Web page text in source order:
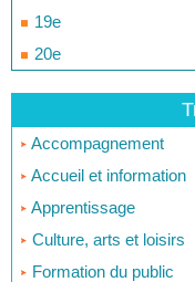
19e
20e
Accompagnement
Accueil et information
Apprentissage
Culture, arts et loisirs
Formation du public